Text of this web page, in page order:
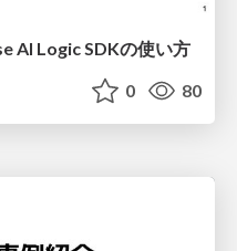
AI Logic SDKの使い方
0 80